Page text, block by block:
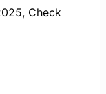
Check